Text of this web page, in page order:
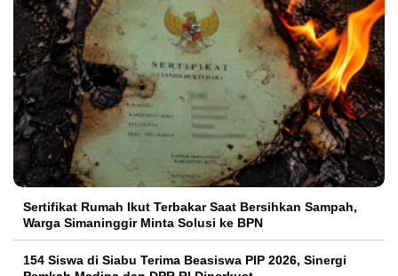
Sertifikat Rumah Ikut Terbakar Saat Bersihkan Sampah,
Warga Simaninggir Minta Solusi ke BPN
154 Siswa di Siabu Terima Beasiswa PIP 2026, Sinergi